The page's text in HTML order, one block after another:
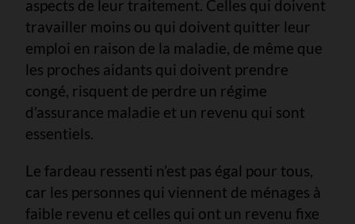
aspects de leur traitement. Celles qui doivent
travailler moins ou qui doivent quitter leur
emploi en raison de la maladie, de même que
les proches aidants qui doivent prendre
congé, risquent de perdre un régime
d’assurance maladie et un revenu qui sont
essentiels.
Le fardeau ressenti n’est pas égal pour tous,
car les personnes qui viennent de ménages à
faible revenu et celles qui ont un revenu fixe